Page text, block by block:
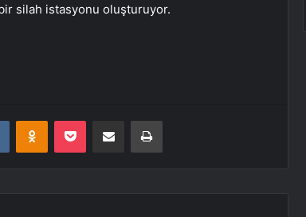
silah istasyonu oluşturuyor.
VKontakteOdnoklassniki
Pocket E-Posta ile paylaş Yazdır